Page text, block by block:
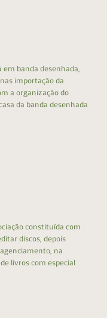
banda desenhada,
importação da
a organização do
da banda desenhada
constituída com
discos, depois
na
livros com especial